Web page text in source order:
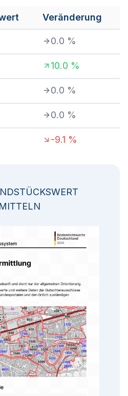
Veränderung
0.0 %
10.0 %
0.0 %
0.0 %
-9.1 %